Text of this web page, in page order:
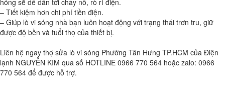
hỏng sẽ dễ dẫn tới cháy nổ, rò rỉ điện.
– Tiết kiệm hơn chi phí tiền điện.
– Giúp lò vi sóng nhà bạn luôn hoạt động với trạng thái trơn tru, giữ
được độ bền và tuổi thọ của thiết bị.
Liên hệ ngay thợ sửa lò vi sóng Phường Tân Hưng TP.HCM của Điện
lạnh NGUYỄN KIM qua số HOTLINE 0966 770 564 hoặc zalo: 0966
770 564 để được hỗ trợ.